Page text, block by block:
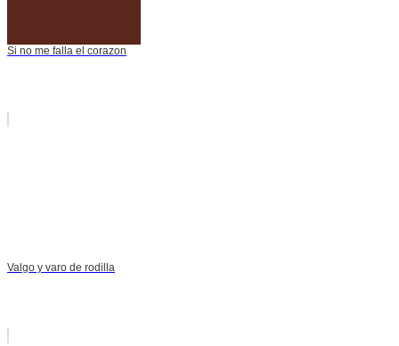
Si no me falla el corazon
Valgo y varo de rodilla